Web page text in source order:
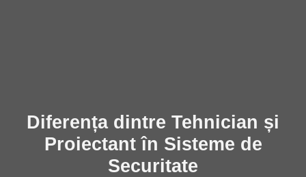
Diferența dintre Tehnician și
Proiectant în Sisteme de
Securitate